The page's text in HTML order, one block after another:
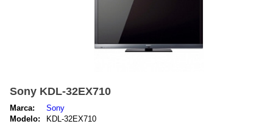
Sony KDL-32EX710
Marca:
Sony
Modelo:
KDL-32EX710